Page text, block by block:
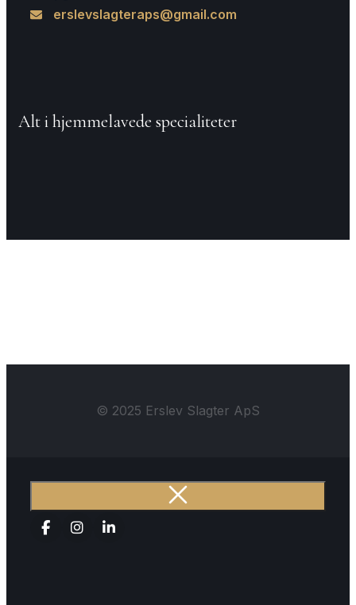
Alt i hjemmelavede specialiteter
erslevslagteraps@gmail.com
© 2025 Erslev Slagter ApS